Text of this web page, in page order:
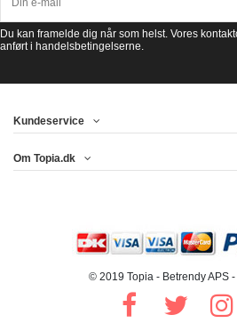
Du kan framelde dig når som helst. Vores
anført i handelsbetingelserne.
Kundeservice
Om Topia.dk
© 2019 Topia - Betrendy APS